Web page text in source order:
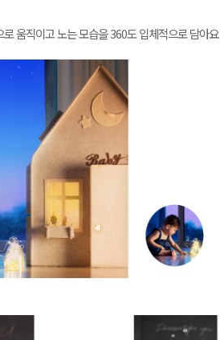
움직이고 노는 모습을 360도 입체적으로 담아요